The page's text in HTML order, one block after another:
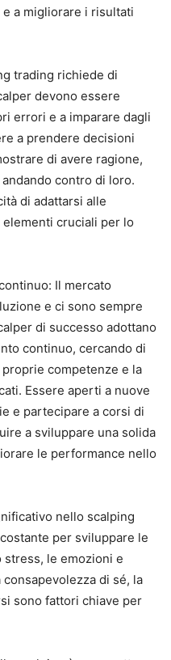
a migliorare i risultati
trading richiede di
devono essere
errori e a imparare dagli
a prendere decisioni
di avere ragione,
contro di loro.
di adattarsi alle
cruciali per lo
Il mercato
e ci sono sempre
di successo adottano
continuo, cercando di
competenze e la
Essere aperti a nuove
e partecipare a corsi di
a sviluppare una solida
le performance nello
nello scalping
per sviluppare le
le emozioni e
di sé, la
sono fattori chiave per